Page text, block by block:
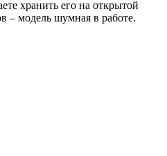
хранить его на открытой
– модель шумная в работе.